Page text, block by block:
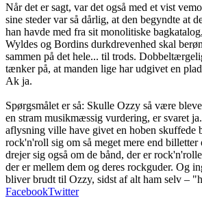
Når det er sagt, var det også med et vist
sine steder var så dårlig, at den begyndte at
han havde med fra sit monolitiske
Wyldes og Bordins durkdrevenhed skal
sammen på det hele... til trods.
tænker på, at manden lige har udgivet en
Ak ja.
Spørgsmålet er så: Skulle Ozzy så være
en stram musikmæssig vurdering, er svaret
aflysning ville have givet en hoben skuffede
rock'n'roll sig om så meget mere end billetter
drejer sig også om de bånd, der er
der er mellem dem og deres rockguder. Og
bliver brudt til Ozzy, sidst af alt ham selv –
FacebookTwitter